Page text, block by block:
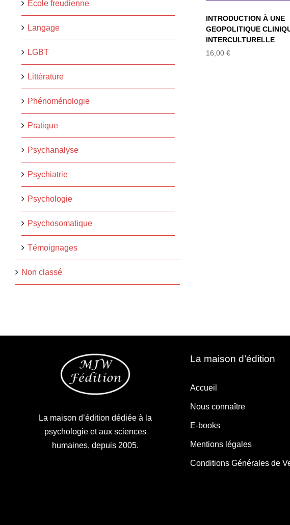
École freudienne
Langage
LGBT
Littérature
Phénoménologie
Pratique
Psychanalyse
Psychiatrie
Psychologie
Psychosomatique
Témoignages
Non classé
INTRODUCTION À UNE
GEOPOLITIQUE
INTERCULTURELLE
16,00 €
La maison d’édition dédiée à la
psychologie et aux sciences
humaines, depuis 2005.
La maison d’édition
Accueil
Nous connaître
E-books
Mentions légales
Conditions Générales de